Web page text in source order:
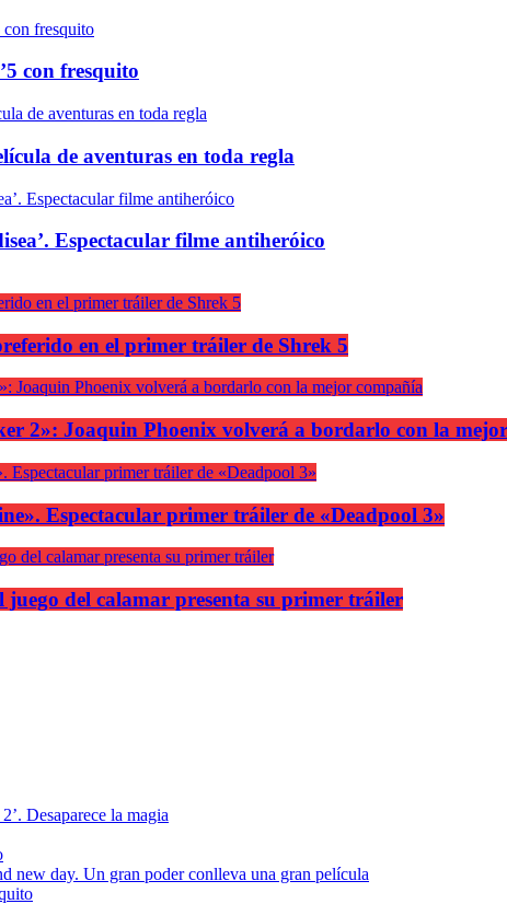
con fresquito
de aventuras en toda regla
Espectacular filme antiheróico
en el primer tráiler de Shrek 5
2»: Joaquin Phoenix volverá a bordarlo con la
Espectacular primer tráiler de «Deadpool 3»
del calamar presenta su primer tráiler
Desaparece la magia
new day. Un gran poder conlleva una gran película